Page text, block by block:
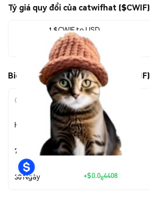
Tỷ giá quy đổi của catwifhat ($CWIF)
1 $CWIF to USD
$0.0<sub>7</sub>2214
Biến động giá của catwifhat ($CWIF)
Giai đoạn Mức biến động
Hôm nay +$0.0 5446
7 Ngày +$0.099942
30 Ngày +$0.084408